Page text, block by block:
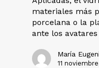
materiales más
porcelana o la
ante los
María
11